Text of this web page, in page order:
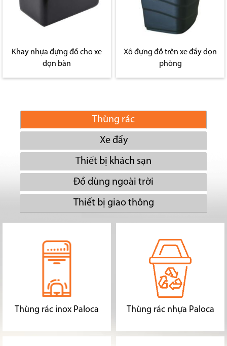
Khay nhựa đựng đồ cho xe
dọn bàn
Xô đựng đồ trên xe đẩy dọn
phòng
Thùng rác
Xe đẩy
Thiết bị khách sạn
Đồ dùng ngoài trời
Thiết bị giao thông
Thùng rác inox Paloca Thùng rác nhựa Paloca